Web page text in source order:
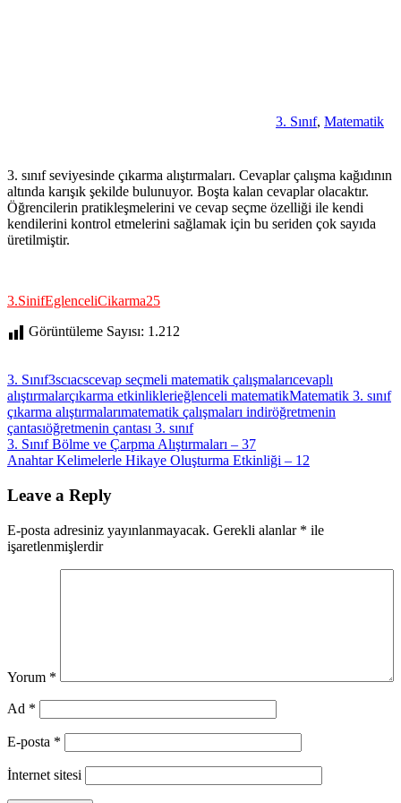
3. Sınıf, Matematik
3. sınıf seviyesinde çıkarma alıştırmaları. Cevaplar çalışma kağıdının
altında karışık şekilde bulunuyor. Boşta kalan cevaplar olacaktır.
Öğrencilerin pratikleşmelerini ve cevap seçme özelliği ile kendi
kendilerini kontrol etmelerini sağlamak için bu seriden çok sayıda
üretilmiştir.
3.SinifEglenceliCikarma25
Görüntüleme Sayısı: 1.212
3. Sınıf3scıacscevap seçmeli matematik çalışmalarıcevaplı
alıştırmalarçıkarma etkinliklerieğlenceli matematikMatematik 3. sınıf
çıkarma alıştırmalarımatematik çalışmaları indiröğretmenin
çantasıöğretmenin çantası 3. sınıf
Yazı
gezinmesi
Previous
Post:
3. Sınıf Bölme ve Çarpma Alıştırmaları – 37
Next
Anahtar Kelimelerle Hikaye Oluşturma Etkinliği – 12
Leave a Reply
E-posta adresiniz yayınlanmayacak. Gerekli alanlar * ile
işaretlenmişlerdir
Yorum *
Ad *
E-posta *
İnternet sitesi